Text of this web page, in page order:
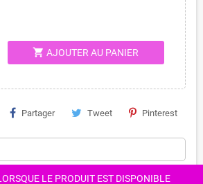
shopping_cart AJOUTER AU PANIER
Partager Tweet Pinterest
LE PRODUIT EST DISPONIBLE